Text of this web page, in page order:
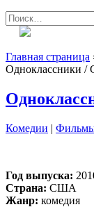
Найти:
Главная страница
Одноклассники /
Комедии |
Год выпуска:
Страна: США
Жанр: комедия